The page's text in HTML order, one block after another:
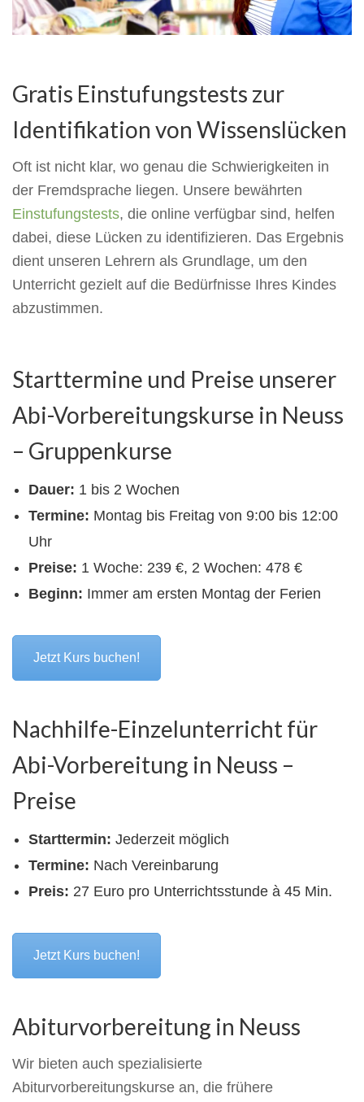
Gratis Einstufungstests zur
Identifikation von Wissenslücken
Oft ist nicht klar, wo genau die Schwierigkeiten in
der Fremdsprache liegen. Unsere bewährten
Einstufungstests, die online verfügbar sind, helfen
dabei, diese Lücken zu identifizieren. Das Ergebnis
dient unseren Lehrern als Grundlage, um den
Unterricht gezielt auf die Bedürfnisse Ihres Kindes
abzustimmen.
Starttermine und Preise unserer
Abi-Vorbereitungskurse in Neuss
– Gruppenkurse
Dauer: 1 bis 2 Wochen
Termine: Montag bis Freitag von 9:00 bis 12:00
Uhr
Preise: 1 Woche: 239 €, 2 Wochen: 478 €
Beginn: Immer am ersten Montag der Ferien
Jetzt Kurs buchen!
Nachhilfe-Einzelunterricht für
Abi-Vorbereitung in Neuss –
Preise
Starttermin: Jederzeit möglich
Termine: Nach Vereinbarung
Preis: 27 Euro pro Unterrichtsstunde à 45 Min.
Jetzt Kurs buchen!
Abiturvorbereitung in Neuss
Wir bieten auch spezialisierte
Abiturvorbereitungskurse an, die frühere